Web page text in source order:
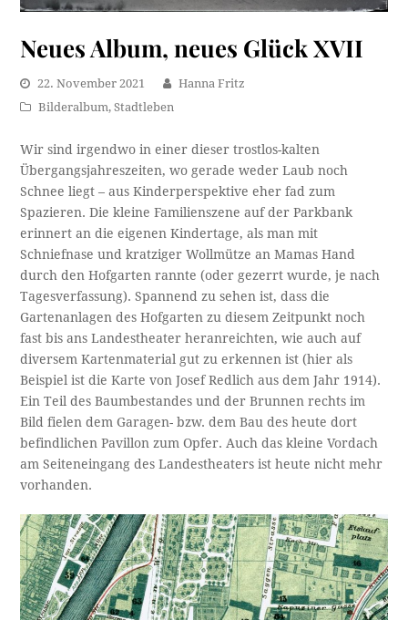
Neues Album, neues Glück XVII
22. November 2021
Hanna Fritz
Bilderalbum,Stadtleben
Wir sind irgendwo in einer dieser trostlos-kalten
Übergangsjahreszeiten, wo gerade weder Laub noch
Schnee liegt – aus Kinderperspektive eher fad zum
Spazieren. Die kleine Familienszene auf der Parkbank
erinnert an die eigenen Kindertage, als man mit
Schniefnase und kratziger Wollmütze an Mamas Hand
durch den Hofgarten rannte (oder gezerrt wurde, je nach
Tagesverfassung). Spannend zu sehen ist, dass die
Gartenanlagen des Hofgarten zu diesem Zeitpunkt noch
fast bis ans Landestheater heranreichten, wie auch auf
diversem Kartenmaterial gut zu erkennen ist (hier als
Beispiel ist die Karte von Josef Redlich aus dem Jahr 1914).
Ein Teil des Baumbestandes und der Brunnen rechts im
Bild fielen dem Garagen- bzw. dem Bau des heute dort
befindlichen Pavillon zum Opfer. Auch das kleine Vordach
am Seiteneingang des Landestheaters ist heute nicht mehr
vorhanden.